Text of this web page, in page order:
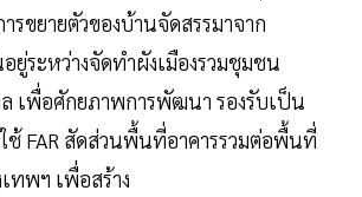
รขยายตัวของบ้านจัดสรรมาจาก
ยู่ระหว่างจัดทำผังเมืองรวมชุมชน
เพื่อศักยภาพการพัฒนา รองรับเป็น
ช้ FAR สัดส่วนพื้นที่อาคารรวมต่อพื้นที่
ทพฯ เพื่อสร้าง